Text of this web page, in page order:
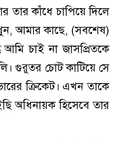
তার কাঁধে চাপিয়ে দিলে
আমার কাছে, (সবশেষ)
আমি চাই না জাসপ্রিতকে
গুরুতর চোট কাটিয়ে সে
ক্রিকেট। এখন তাকে
অধিনায়ক হিসেবে তার